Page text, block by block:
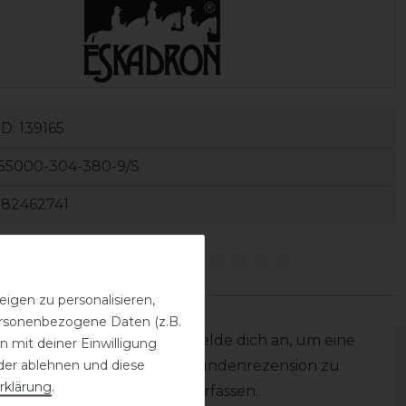
139165
304-380-9/S
0
0
Melde dich an, um eine
Kundenrezension zu
verfassen.
zu personalisieren,
Daten (z.B.
mit deiner Einwilligung
ablehnen und diese
.